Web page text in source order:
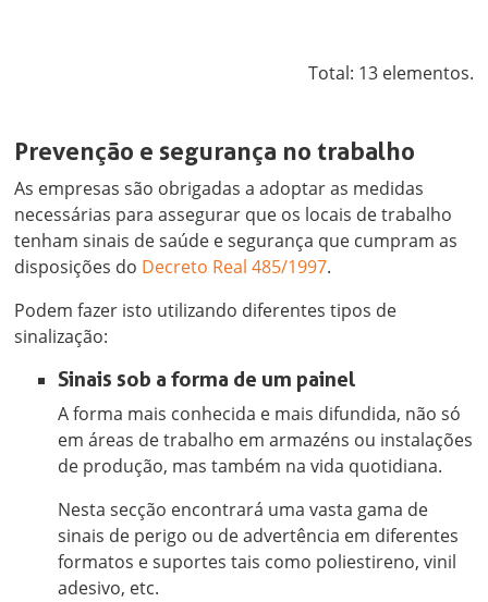
Total: 13 elementos.
Prevenção e segurança no trabalho
As empresas são obrigadas a adoptar as medidas
necessárias para assegurar que os locais de trabalho
tenham sinais de saúde e segurança que cumpram as
disposições do Decreto Real 485/1997.
Podem fazer isto utilizando diferentes tipos de
sinalização:
Sinais sob a forma de um painel
A forma mais conhecida e mais difundida, não só
em áreas de trabalho em armazéns ou instalações
de produção, mas também na vida quotidiana.
Nesta secção encontrará uma vasta gama de
sinais de perigo ou de advertência em diferentes
formatos e suportes tais como poliestireno, vinil
adesivo, etc.